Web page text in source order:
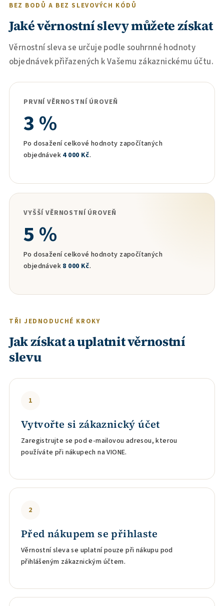
BEZ BODŮ A BEZ SLEVOVÝCH KÓDŮ
Jaké věrnostní slevy můžete získat
Věrnostní sleva se určuje podle souhrnné hodnoty
objednávek přiřazených k Vašemu zákaznickému účtu.
PRVNÍ VĚRNOSTNÍ ÚROVEŇ
3 %
Po dosažení celkové hodnoty započítaných
objednávek 4 000 Kč.
VYŠŠÍ VĚRNOSTNÍ ÚROVEŇ
5 %
Po dosažení celkové hodnoty započítaných
objednávek 8 000 Kč.
TŘI JEDNODUCHÉ KROKY
Jak získat a uplatnit věrnostní
slevu
1
Vytvořte si zákaznický účet
Zaregistrujte se pod e-mailovou adresou, kterou
používáte při nákupech na VIONE.
2
Před nákupem se přihlaste
Věrnostní sleva se uplatní pouze při nákupu pod
přihlášeným zákaznickým účtem.